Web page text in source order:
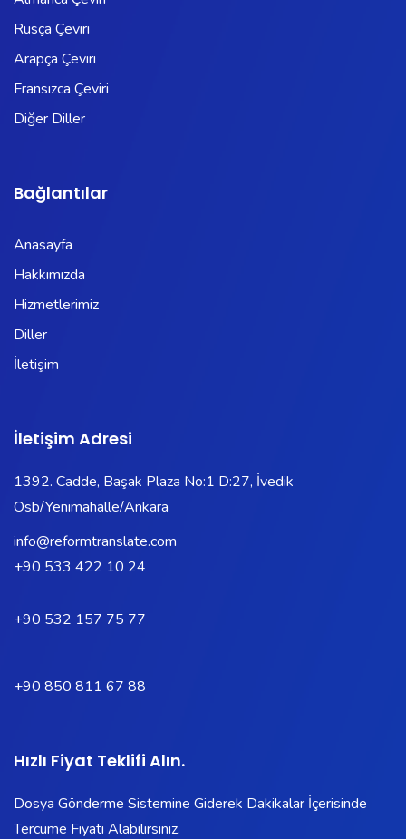
Rusça Çeviri
Arapça Çeviri
Fransızca Çeviri
Diğer Diller
Bağlantılar
Anasayfa
Hakkımızda
Hizmetlerimiz
Diller
İletişim
İletişim Adresi
1392. Cadde, Başak Plaza No:1 D:27, İvedik
Osb/Yenimahalle/Ankara
info@reformtranslate.com
+90 533 422 10 24
+90 532 157 75 77
+90 850 811 67 88
Hızlı Fiyat Teklifi Alın.
Dosya Gönderme Sistemine Giderek Dakikalar İçerisinde
Tercüme Fiyatı Alabilirsiniz.